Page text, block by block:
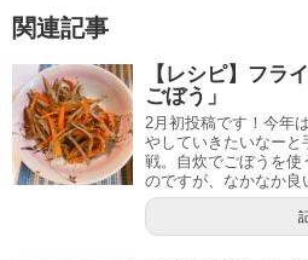
関連記事
【レシピ】フラ
ごぼう」
2月初投稿です！今年
やしていきたいなー
戦。自炊でごぼうを使
のですが、なかなか良